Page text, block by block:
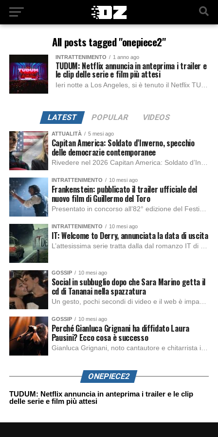
All posts tagged "onepiece2"
INTRATTENIMENTO 1 anno ago
TUDUM: Netflix annuncia in anteprima i trailer e
le clip delle serie e film più attesi
LATEST POPULAR VIDEOS
ATTUALITÀ 5 mesi ago
Capitan America: Soldato d’Inverno, specchio
delle democrazie contemporanee
INTRATTENIMENTO 10 mesi ago
Frankenstein: pubblicato il trailer ufficiale del
nuovo film di Guillermo del Toro
INTRATTENIMENTO 10 mesi ago
IT: Welcome to Derry, annunciata la data di uscita
GOSSIP 10 mesi ago
Social in subbuglio dopo che Sara Marino getta il
cd di Tananai nella spazzatura
GOSSIP 10 mesi ago
Perché Gianluca Grignani ha diffidato Laura
Pausini? Ecco cosa è successo
ONEPIECE2
TUDUM: Netflix annuncia in anteprima i trailer e le clip
delle serie e film più attesi